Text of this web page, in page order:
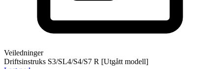
Veiledninger
Driftsinstruks S3/SL4/S4/S7 R [Utgått modell]